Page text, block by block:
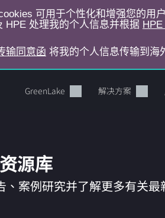
可用于个性化和增强您的用
HPE 处理我的个人信息并根据
输同意函 将我的个人信息传输到海
GreenLake 解决方案
资源库
案例研究并了解更多有关最